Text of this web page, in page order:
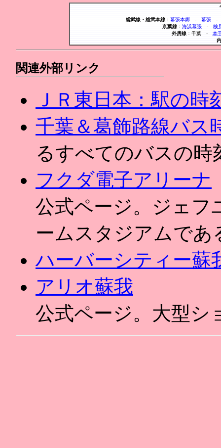
総武線・総武本線： 幕張本郷- 幕張
京葉線 ： 海浜幕張 - 検
外房線：千葉 - 本
関連外部リンク
ＪＲ東日本：駅の時
千葉＆葛飾路線バス
るすべてのバスの時
フクダ電子アリーナ
公式ページ。ジェフ
ームスタジアムであ
ハーバーシティー蘇
アリオ蘇我
公式ページ。大型シ